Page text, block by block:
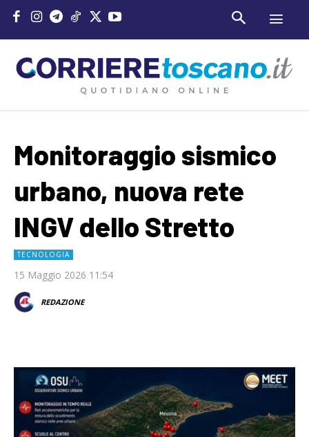
Monitoraggio sismico
urbano, nuova rete
INGV dello Stretto
TECNOLOGIA
15 Maggio 2026 11:54
REDAZIONE